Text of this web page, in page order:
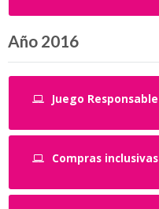
Año 2016
Juego Responsable
Compras inclusivas